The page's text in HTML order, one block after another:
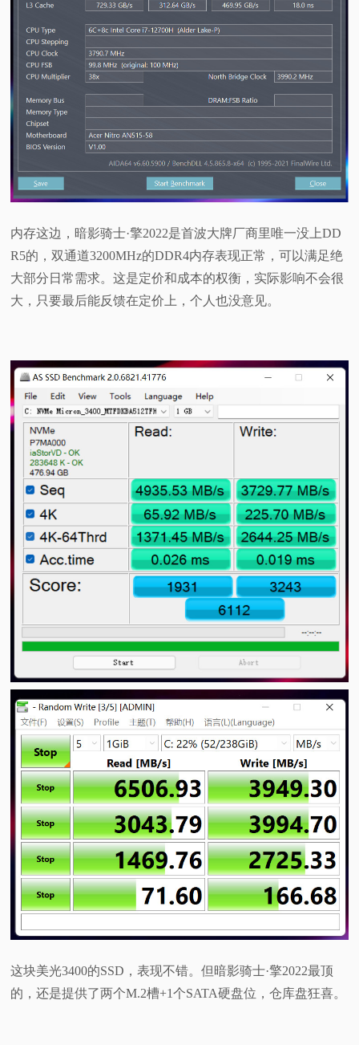
内存这边，暗影骑士·擎2022是首波大牌厂商里唯一没上DD
R5的，双通道3200MHz的DDR4内存表现正常，可以满足绝
大部分日常需求。这是定价和成本的权衡，实际影响不会很
大，只要最后能反馈在定价上，个人也没意见。
这块美光3400的SSD，表现不错。但暗影骑士·擎2022最顶
的，还是提供了两个M.2槽+1个SATA硬盘位，仓库盘狂喜。